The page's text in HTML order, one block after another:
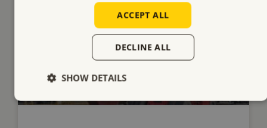
ELEKTROPERMANENT-HEBEMAGNETE
ACCEPT ALL
DECLINE ALL
SHOW DETAILS